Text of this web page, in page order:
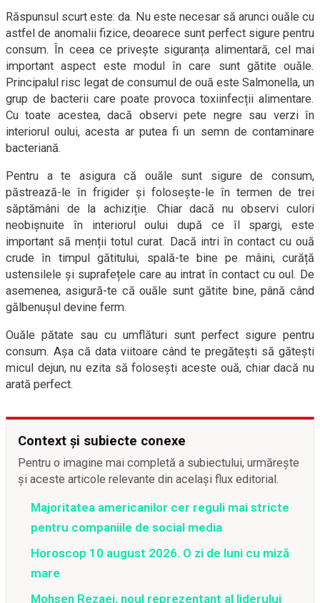
Răspunsul scurt este: da. Nu este necesar să arunci ouăle cu
astfel de anomalii fizice, deoarece sunt perfect sigure pentru
consum. În ceea ce privește siguranța alimentară, cel mai
important aspect este modul în care sunt gătite ouăle.
Principalul risc legat de consumul de ouă este Salmonella, un
grup de bacterii care poate provoca toxiinfecții alimentare.
Cu toate acestea, dacă observi pete negre sau verzi în
interiorul oului, acesta ar putea fi un semn de contaminare
bacteriană.
Pentru a te asigura că ouăle sunt sigure de consum,
păstrează-le în frigider și folosește-le în termen de trei
săptămâni de la achiziție. Chiar dacă nu observi culori
neobișnuite în interiorul oului după ce îl spargi, este
important să menții totul curat. Dacă intri în contact cu ouă
crude în timpul gătitului, spală-te bine pe mâini, curăță
ustensilele și suprafețele care au intrat în contact cu oul. De
asemenea, asigură-te că ouăle sunt gătite bine, până când
gălbenușul devine ferm.
Ouăle pătate sau cu umflături sunt perfect sigure pentru
consum. Așa că data viitoare când te pregătești să gătești
micul dejun, nu ezita să folosești aceste ouă, chiar dacă nu
arată perfect.
Context și subiecte conexe
Pentru o imagine mai completă a subiectului, urmărește
și aceste articole relevante din același flux editorial.
Majoritatea americanilor cer reguli mai stricte
pentru companiile de social media
Horoscop 10 august 2026. O zi de luni cu miză
mare
Mohsen Rezaei, noul reprezentant al liderului